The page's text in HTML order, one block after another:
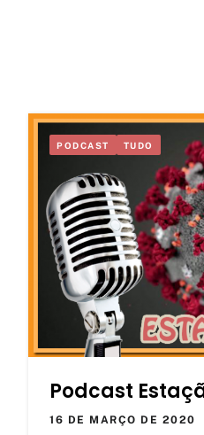
PODCAST TUDO
Podcast
16 DE MARÇO DE 2020